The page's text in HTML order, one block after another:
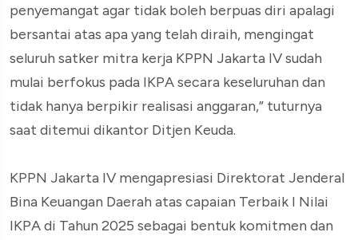
penyemangat agar tidak boleh berpuas diri apalagi
bersantai atas apa yang telah diraih, mengingat
seluruh satker mitra kerja KPPN Jakarta IV sudah
mulai berfokus pada IKPA secara keseluruhan dan
tidak hanya berpikir realisasi anggaran,” tuturnya
saat ditemui dikantor Ditjen Keuda.
KPPN Jakarta IV mengapresiasi Direktorat Jenderal
Bina Keuangan Daerah atas capaian Terbaik I Nilai
IKPA di Tahun 2025 sebagai bentuk komitmen dan